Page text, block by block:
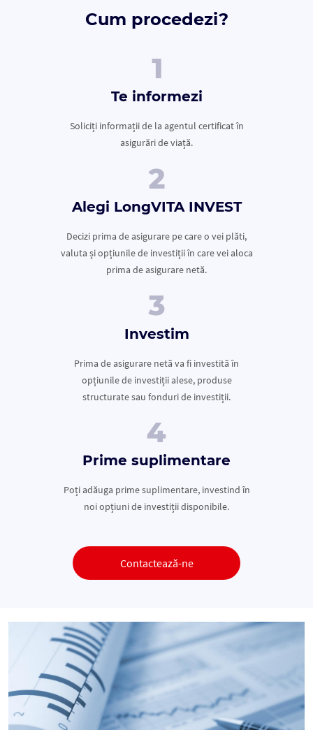
Cum procedezi?
Te informezi
Soliciți informații de la agentul certificat în
asigurări de viață.
Alegi LongVITA INVEST
Decizi prima de asigurare pe care o vei plăti,
valuta și opțiunile de investiții în care vei aloca
prima de asigurare netă.
Investim
Prima de asigurare netă va fi investită în
opțiunile de investiții alese, produse
structurate sau fonduri de investiții.
Prime suplimentare
Poți adăuga prime suplimentare, investind în
noi opțiuni de investiții disponibile.
Contactează-ne